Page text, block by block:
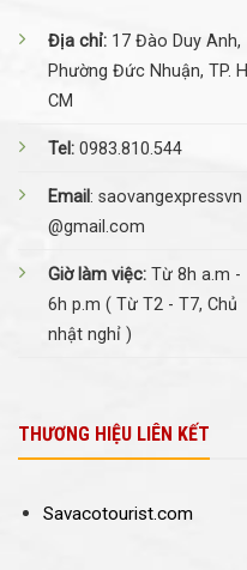
Địa chỉ: 17 Đào Duy Anh,
Phường Đức Nhuận, TP. H
CM
Tel: 0983.810.544
Email: saovangexpressvn
@gmail.com
Giờ làm việc: Từ 8h a.m -
6h p.m ( Từ T2 - T7, Chủ
nhật nghỉ )
THƯƠNG HIỆU LIÊN KẾT
Savacotourist.com